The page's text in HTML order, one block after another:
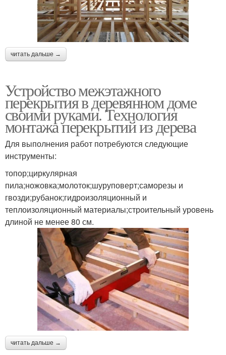
читать дальше →
Устройство межэтажного
перекрытия в деревянном доме
своими руками. Технология
монтажа перекрытий из дерева
Для выполнения работ потребуются следующие
инструменты:
топор;циркулярная
пила;ножовка;молоток;шуруповерт;саморезы и
гвозди;рубанок;гидроизоляционный и
теплоизоляционный материалы;строительный уровень
длиной не менее 80 см.
читать дальше →